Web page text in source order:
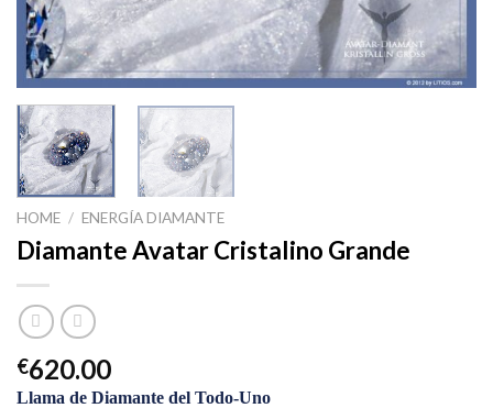
HOME / ENERGÍA DIAMANTE
Diamante Avatar Cristalino Grande
€620.00
Llama de Diamante del Todo-Uno